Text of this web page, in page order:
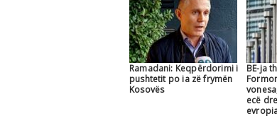
Ramadani: Keqpërdorimi i
pushtetit po ia zë frymën
Kosovës
BE-ja
ecë